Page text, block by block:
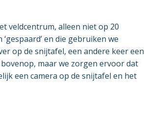
veldcentrum, alleen niet op 20
en die gebruiken we
op de snijtafel, een andere keer een
maar we zorgen ervoor dat
een camera op de snijtafel en het